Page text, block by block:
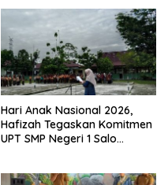
Hari Anak Nasional 2026,
Hafizah Tegaskan Komitmen
UPT SMP Negeri 1 Salo